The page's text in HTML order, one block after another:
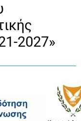
2027»